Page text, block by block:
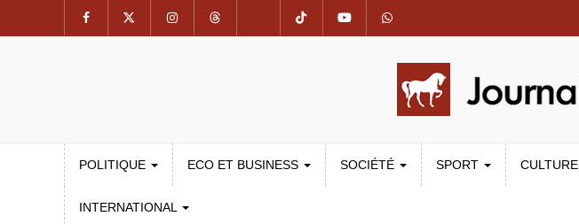
POLITIQUE ECO ET BUSINESS SOCIÉTÉ SPORT CULTURE
INTERNATIONAL